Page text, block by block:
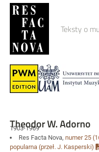
Teksty o
Theodor W. Adorno
1903-1969
Res Facta Nova, numer 25
popularna (przeł. J. Kasperski)